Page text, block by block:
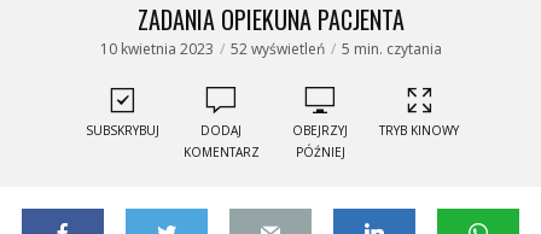
ZADANIA OPIEKUNA PACJENTA
10 kwietnia 2023 52 wyświetleń 5 min. czytania
SUBSKRYBUJ
DODAJ
KOMENTARZ
OBEJRZYJ
PÓŹNIEJ
TRYB KINOWY